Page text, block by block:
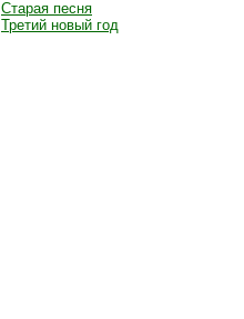
Старая песня
Третий новый год